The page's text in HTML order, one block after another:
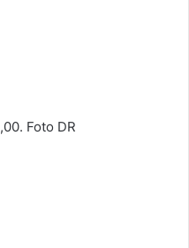
Foto DR